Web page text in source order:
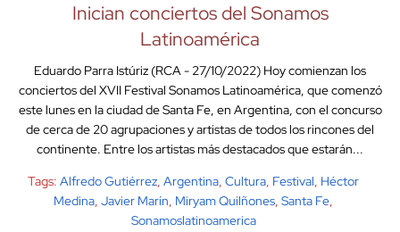
Inician conciertos del Sonamos
Latinoamérica
Eduardo Parra Istúriz (RCA - 27/10/2022) Hoy comienzan los
conciertos del XVII Festival Sonamos Latinoamérica, que comenzó
este lunes en la ciudad de Santa Fe, en Argentina, con el concurso
de cerca de 20 agrupaciones y artistas de todos los rincones del
continente. Entre los artistas más destacados que estarán...
Tags: Alfredo Gutiérrez, Argentina, Cultura, Festival, Héctor
Medina, Javier Marín, Miryam Quilñones, Santa Fe,
Sonamoslatinoamerica